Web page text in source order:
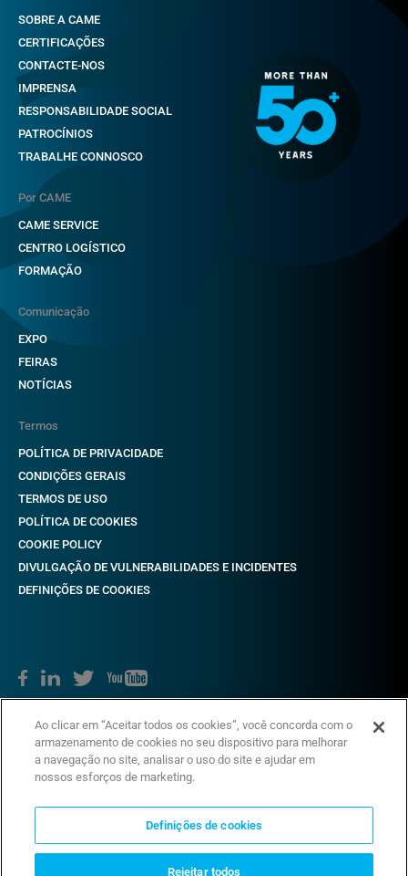
SOBRE A CAME
CERTIFICAÇÕES
CONTACTE-NOS
IMPRENSA
RESPONSABILIDADE SOCIAL
PATROCÍNIOS
TRABALHE CONNOSCO
Por CAME
CAME SERVICE
CENTRO LOGÍSTICO
FORMAÇÃO
Comunicação
EXPO
FEIRAS
NOTÍCIAS
VAT não. 03481280265
Termos
POLÍTICA DE PRIVACIDADE
CONDIÇÕES GERAIS
TERMOS DE USO
POLÍTICA DE COOKIES
COOKIE POLICY
DIVULGAÇÃO DE VULNERABILIDADES E INCIDENTES
DEFINIÇÕES DE COOKIES
Ao clicar em “Aceitar todos os cookies”, você concorda com o
armazenamento de cookies no seu dispositivo para melhorar
a navegação no site, analisar o uso do site e ajudar em
nossos esforços de marketing.
Definições de cookies
Rejeitar todos